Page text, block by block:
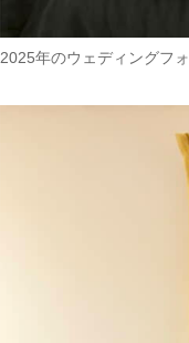
2025年のウェディングフ